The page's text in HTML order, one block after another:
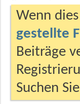
Wenn
gestellte
Beiträge
Suchen